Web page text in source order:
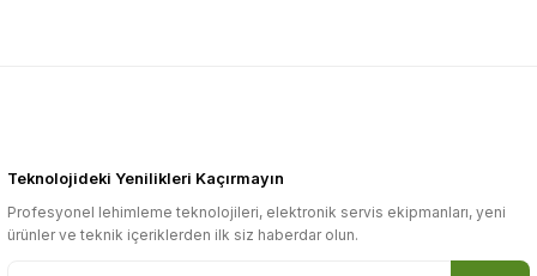
Teknolojideki Yenilikleri Kaçırmayın
Profesyonel lehimleme teknolojileri, elektronik servis ekipmanları, yeni
ürünler ve teknik içeriklerden ilk siz haberdar olun.